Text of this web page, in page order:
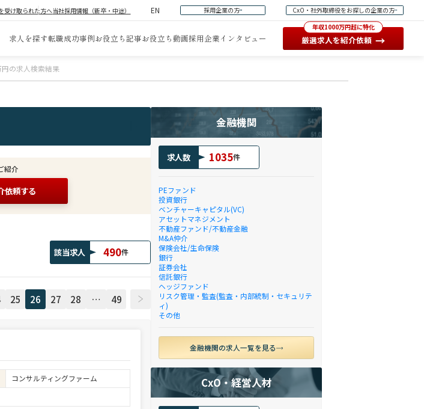
受け取られた方へ当社採用情報（新卒・中途） EN 採用企業の方 CxO・社外取締役をお探しの企業の方
求人を探す転職成功事例お役立ち記事お役立ち動画採用企業インタビュー
年収1000万円超に特化
厳選求人を紹介依頼 →
の求人検索結果
紹介
依頼する
該当求人 490件
25 26 27 28 … 49
コンサルティングファーム
金融機関
求人数 1035件
PEファンド
投資銀行
ベンチャーキャピタル(VC)
アセットマネジメント
不動産ファンド/不動産金融
M&A仲介
保険会社/生命保険
銀行
証券会社
信託銀行
ヘッジファンド
リスク管理・監査(監査・内部統制・セキュリテ
ィ)
その他
金融機関の求人一覧を見る
CxO・経営人材